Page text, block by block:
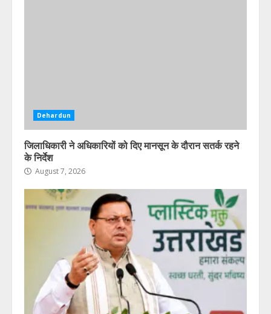
Dehardun
जिलाधिकारी ने अधिकारियों को दिए मानसून के दौरान सतर्क रहने
के निर्देश
August 7, 2026